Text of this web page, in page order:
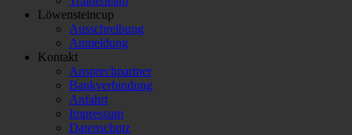
Löwensteincup
Ausschreibung
Anmeldung
Kontakt
Ansprechpartner
Bankverbindung
Anfahrt
Impressum
Datenschutz